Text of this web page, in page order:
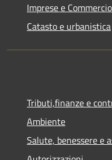
Imprese e Commercio
Catasto e urbanistica
Tributi,finanze e
Ambiente
Salute, benessere e